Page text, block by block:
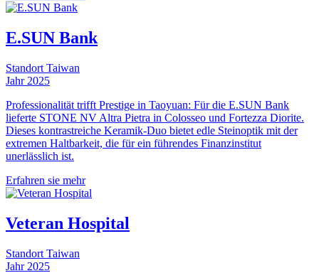
E.SUN Bank
Standort Taiwan
Jahr 2025
Professionalität trifft Prestige in Taoyuan: Für die E.SUN Bank
lieferte STONE NV Altra Pietra in Colosseo und Fortezza Diorite.
Dieses kontrastreiche Keramik-Duo bietet edle Steinoptik mit der
extremen Haltbarkeit, die für ein führendes Finanzinstitut
unerlässlich ist.
Erfahren sie mehr
Veteran Hospital
Standort Taiwan
Jahr 2025